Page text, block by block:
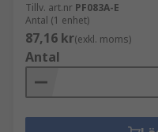
Tillv. art.nr PF083A-E
Antal (1 enhet)
87,16 kr(exkl. moms)
Antal